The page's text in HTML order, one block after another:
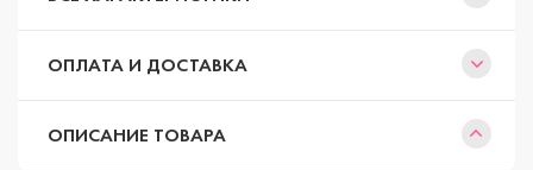
ОПЛАТА И ДОСТАВКА
ОПИСАНИЕ ТОВАРА